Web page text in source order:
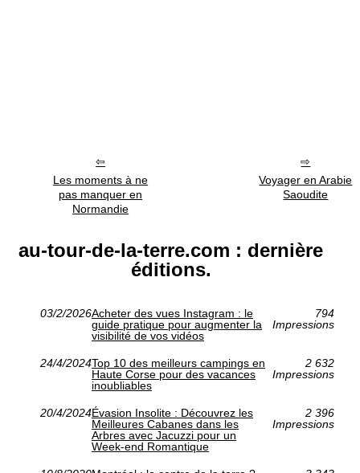
Les moments à ne
pas manquer en
Normandie
Voyager en Arabie
Saoudite
au-tour-de-la-terre.com : dernière
éditions.
03/2/2026Acheter des vues Instagram : le
guide pratique pour augmenter la
visibilité de vos vidéos
794
Impressions
24/4/2024Top 10 des meilleurs campings en
Haute Corse pour des vacances
inoubliables
2 632
Impressions
20/4/2024Évasion Insolite : Découvrez les
Meilleures Cabanes dans les
Arbres avec Jacuzzi pour un
Week-end Romantique
2 396
Impressions